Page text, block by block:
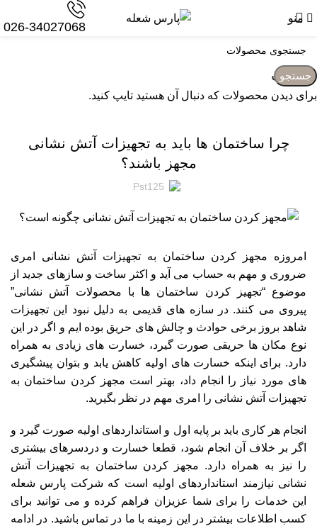
منو
026-34027068
وبلاگ
چرا ساختمان ها باید به تجهیزات آتش نشانی
مجهز باشند؟
Pst125
امروزه مجهز کردن ساختمان به تجهیزات آتش نشانی امری
ضروری و مهم به حساب می آید و اکثر ساخت و سازهای جدید از
موضوع “تجهیز کردن ساختمان ها با محصولات آتش نشانی”
پیروی می کنند. در سازه های قدیمی به دلیل نبود این تجهیزات
شاهد بروز برخی حوادث و چالش های حریق بوده ایم و اگر در این
نوع مکان ها حریقی صورت گیرد، خسارت های زیادی به همراه
دارد. برای اینکه خسارت های اولیه کاهش یابد و بتوان پیشگیری
های مورد نیاز را انجام داد، بهتر است مجهز کردن ساختمان به
تجهیزات آتش نشانی را امری مهم در نظر بگیرید.
انجام هر کاری باید بر پایه اول و استانداردهای اولیه صورت گیرد و
اگر بر خلاف آن انجام شود، قطعا خسارت و دردسرهای بیشتری
را نیز به همراه دارد. مجهز کردن ساختمان به تجهیزات آتش
نشانی نیازمند استانداردهای اولیه است که شرکت پارس شعله
این خدمات را برای شما عزیزان فراهم کرده و می توانید برای
کسب اطلاعات بیشتر در این زمینه با ما در تماس باشید. در ادامه
جستجو
برای دیدن محصولات که دنبال آن هستید تایپ کنید.